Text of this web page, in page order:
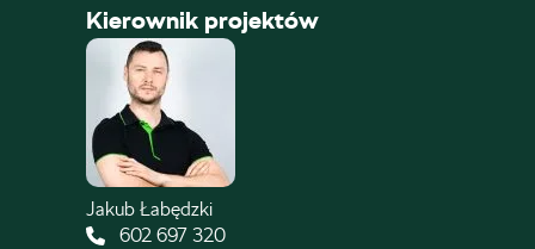
Kierownik projektów
Jakub Łabędzki
602 697 320